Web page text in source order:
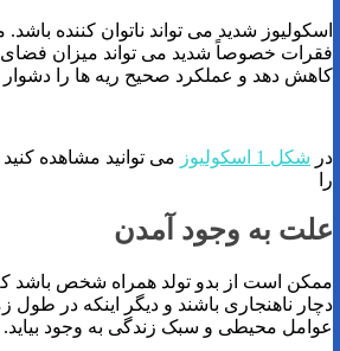
اسکولیوز شدید می تواند ناتوان کننده
فقرات خصوصاً شدید می تواند میزان فضای
کاهش دهد و عملکرد صحیح ریه ها را
در شکل 1 اسکولیوز
می توانید مشاهده
را
علت به وجود آمدن
ممکن است از بدو تولد همراه شخص باشد
دچار ناهنجاری باشند و دیگر اینکه در
عوامل محیطی و سبک زندگی به وجود بیاید.